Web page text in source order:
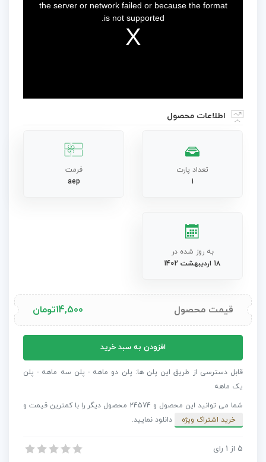
the server or network failed or because the format
is not supported.
اطلاعات محصول
تعداد پارت
1
فرمت
aep
به روز شده در
18 اردیبهشت 1402
قیمت محصول 14,500تومان
اینترو
سریع
مسطح
عدد
افزودن به سبد خرید
قابل دسترسی از طریق این پلن ها: پلن دو ماهه - پلن سه ماهه - پلن
یک ماهه
شما می توانید این محصول و 24574 محصول دیگر را با کمترین قیمت و
خرید اشتراک ویژه
دانلود نمایید.
پروژه افترافکت اینترو سریع و مسطح
5 از 1 رای